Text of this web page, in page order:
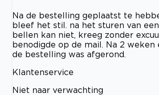
Na de bestelling geplaatst te
bleef het stil. na het sturen van
bellen kan niet, kreeg zonder
benodigde op de mail. Na 2 weken
de bestelling was afgerond.
Klantenservice
Niet naar verwachting